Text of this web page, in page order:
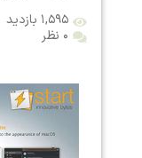
۱,۵۹۵ بازدید
۰ نظر